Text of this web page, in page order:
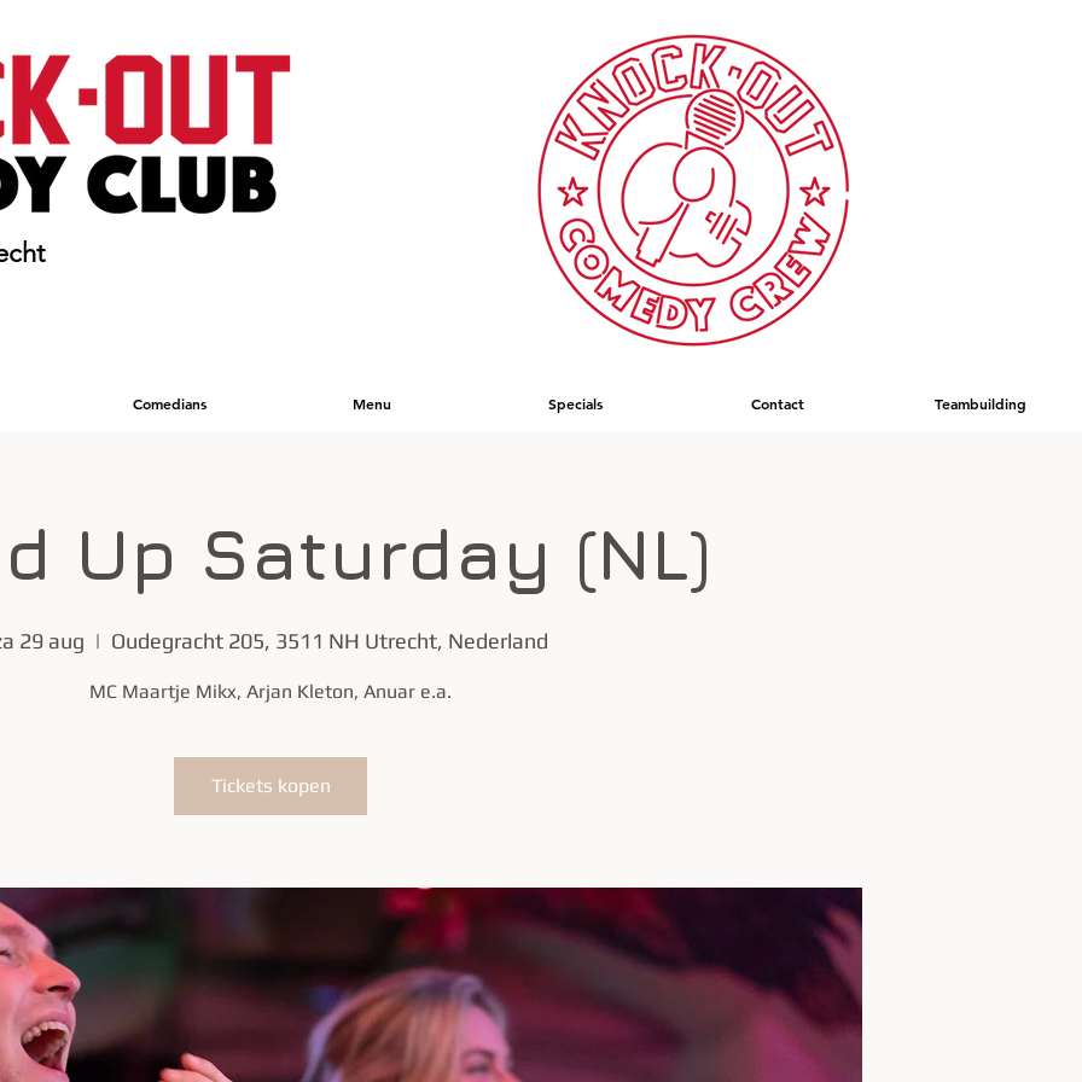
Comedians Menu Specials Contact Teambuilding
Up Saturday (NL)
29 aug
  |
Oudegracht 205, 3511 NH Utrecht, Nederland
MC Maartje Mikx, Arjan Kleton, Anuar e.a.
Tickets kopen